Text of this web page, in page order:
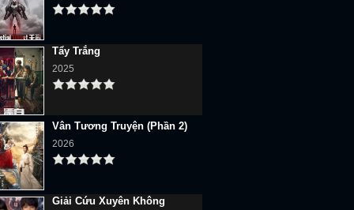
Tẩy Trắng
2025
Vân Tương Truyện (Phần 2)
2026
Giải Cứu Xuyên Không